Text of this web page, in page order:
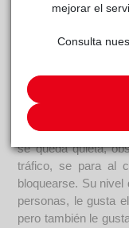
COMENTARIOS
Carácter
Descripción
La manipulación y
sin problema..
de la correa. Le
observar el
se queda quieta,
tráfico, se para al
bloquearse. Su
personas, le gusta
pero también le
mejorar el
Consulta